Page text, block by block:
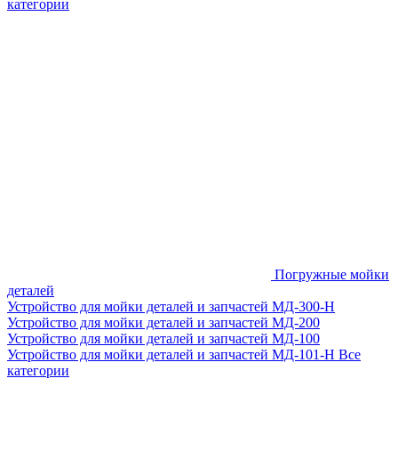
категории
Погружные мойки
деталей
Устройство для мойки деталей и запчастей МД-300-H
Устройство для мойки деталей и запчастей МД-200
Устройство для мойки деталей и запчастей МД-100
Устройство для мойки деталей и запчастей МД-101-Н Все
категории